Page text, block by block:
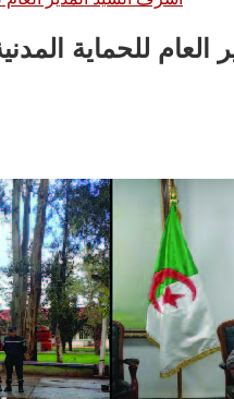
للحماية المدنية صبيحة